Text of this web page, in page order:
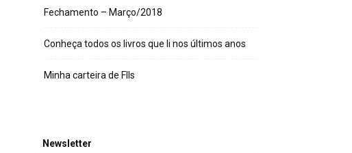
Fechamento – Março/2018
Conheça todos os livros que li nos últimos anos
Minha carteira de FIIs
Newsletter